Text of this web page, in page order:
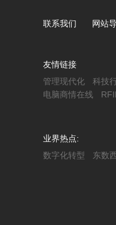
联系我们 网站
友情链接
管理现代化
科技
电脑商情在线
业界热点:
数字化转型
东数